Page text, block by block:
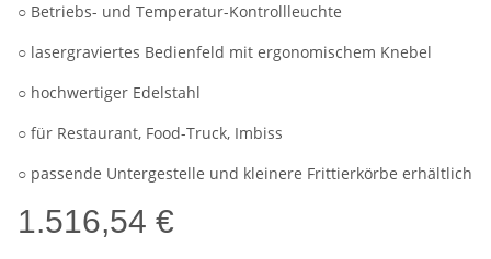
○ Betriebs- und Temperatur-Kontrollleuchte
○ lasergraviertes Bedienfeld mit ergonomischem Knebel
○ hochwertiger Edelstahl
○ für Restaurant, Food-Truck, Imbiss
○ passende Untergestelle und kleinere Frittierkörbe erhältlich
1.516,54 €